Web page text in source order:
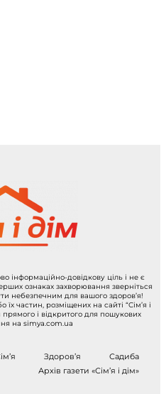
інформаційно-довідкову ціль і не є
ознаках захворювання зверніться
небезпечним для вашого здоров’я!
частин, розміщених на сайті “Сім’я і
і відкритого для пошукових
на simya.com.ua
Здоров’я
Садиба
Архів газети «Сім’я і дім»